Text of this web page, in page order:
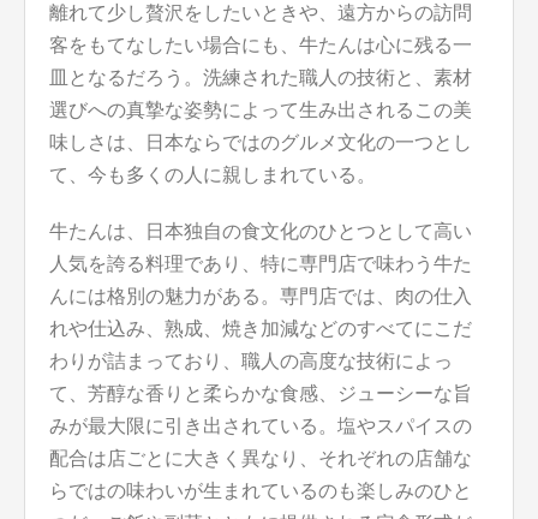
離れて少し贅沢をしたいときや、遠方からの訪問
客をもてなしたい場合にも、牛たんは心に残る一
皿となるだろう。洗練された職人の技術と、素材
選びへの真摯な姿勢によって生み出されるこの美
味しさは、日本ならではのグルメ文化の一つとし
て、今も多くの人に親しまれている。
牛たんは、日本独自の食文化のひとつとして高い
人気を誇る料理であり、特に専門店で味わう牛た
んには格別の魅力がある。専門店では、肉の仕入
れや仕込み、熟成、焼き加減などのすべてにこだ
わりが詰まっており、職人の高度な技術によっ
て、芳醇な香りと柔らかな食感、ジューシーな旨
みが最大限に引き出されている。塩やスパイスの
配合は店ごとに大きく異なり、それぞれの店舗な
らではの味わいが生まれているのも楽しみのひと